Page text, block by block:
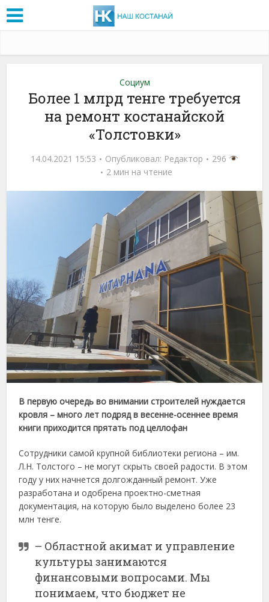
Социум
Более 1 млрд тенге требуется
на ремонт костанайской
«Толстовки»
14.04.2021 15:53 Опубликовал: Редактор
296
2 мин на чтение
В первую очередь во внимании строителей нуждается
кровля – много лет подряд в весенне-осеннее время
книги приходится прятать под целлофан
Сотрудники самой крупной библиотеки региона – им.
Л.Н. Толстого – не могут скрыть своей радости. В этом
году у них начнется долгожданный ремонт. Уже
разработана и одобрена проектно-сметная
документация, на которую было выделено более 23
млн тенге.
– Областной акимат и управление
культуры занимаются
финансовыми вопросами. Мы
понимаем, что бюджет не